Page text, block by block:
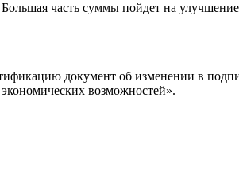
часть суммы пойдет на
документ об изменении в
возможностей».